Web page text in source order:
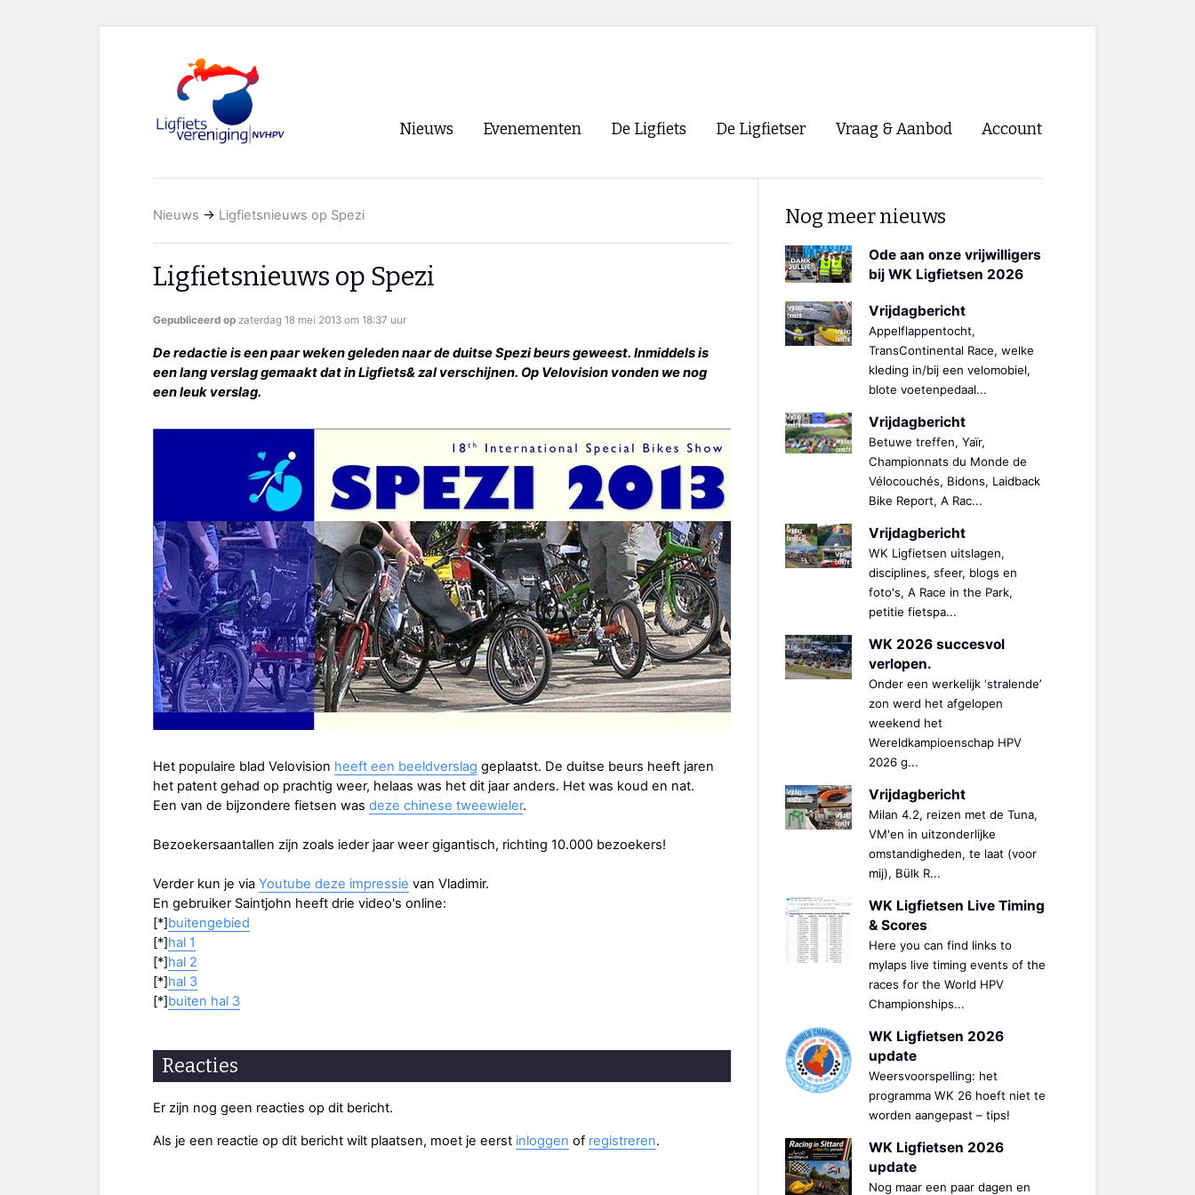
Nieuws
RSS
Evenementen
WK Ligfietsen 2026
Oliebollentocht
De Ligfiets De Ligfietser
Ligfietsvereninging NVHPV
Lokale Fietsverenigingen
EHPVA & EuSupino 🡺
Forum ligfietsers.nl 🡺
Vraag & Aanbod Account
Nieuws → Ligfietsnieuws op Spezi
Ligfietsnieuws op Spezi
Gepubliceerd op zaterdag 18 mei 2013 om 18:37 uur
De redactie is een paar weken geleden naar de duitse Spezi beurs geweest. Inmiddels is
een lang verslag gemaakt dat in Ligfiets& zal verschijnen. Op Velovision vonden we nog
een leuk verslag.
Het populaire blad Velovision heeft een beeldverslag geplaatst. De duitse beurs heeft jaren
het patent gehad op prachtig weer, helaas was het dit jaar anders. Het was koud en nat.
Een van de bijzondere fietsen was deze chinese tweewieler.
Bezoekersaantallen zijn zoals ieder jaar weer gigantisch, richting 10.000 bezoekers!
Verder kun je via Youtube deze impressie van Vladimir.
En gebruiker Saintjohn heeft drie video's online:
[*]buitengebied
[*]hal 1
[*]hal 2
[*]hal 3
[*]buiten hal 3
Reacties
Er zijn nog geen reacties op dit bericht.
Als je een reactie op dit bericht wilt plaatsen, moet je eerst inloggen of registreren.
Nog meer nieuws
Ode aan onze vrijwilligers
bij WK Ligfietsen 2026
Vrijdagbericht
Appelflappentocht,
TransContinental Race, welke
kleding in/bij een velomobiel,
blote voetenpedaal...
Vrijdagbericht
Betuwe treffen, Yaïr,
Championnats du Monde de
Vélocouchés, Bidons, Laidback
Bike Report, A Rac...
Vrijdagbericht
WK Ligfietsen uitslagen,
disciplines, sfeer, blogs en
foto's, A Race in the Park,
petitie fietspa...
WK 2026 succesvol
verlopen.
Onder een werkelijk ‘stralende’
zon werd het afgelopen
weekend het
Wereldkampioenschap HPV
2026 g...
Vrijdagbericht
Milan 4.2, reizen met de Tuna,
VM'en in uitzonderlijke
omstandigheden, te laat (voor
mij), Bülk R...
WK Ligfietsen Live Timing
& Scores
Here you can find links to
mylaps live timing events of the
races for the World HPV
Championships...
WK Ligfietsen 2026
update
Weersvoorspelling: het
programma WK 26 hoeft niet te
worden aangepast – tips!
WK Ligfietsen 2026
update
Nog maar een paar dagen en